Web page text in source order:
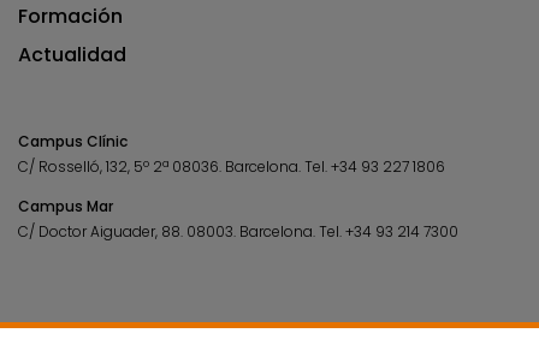
Formación
Actualidad
Campus Clínic
C/ Rosselló, 132, 5º 2ª 08036. Barcelona.Tel.+34 93 227 1806
Campus Mar
C/ Doctor Aiguader, 88. 08003. Barcelona.Tel.+34 93 214 7300